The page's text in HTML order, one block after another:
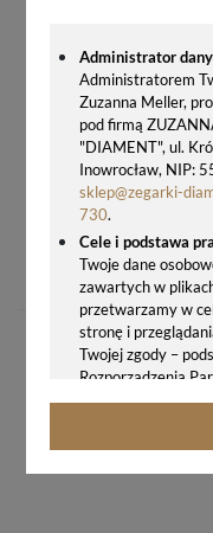
Administrator
Administratorem
Zuzanna Meller,
pod firmą
"DIAMENT", ul.
Inowrocław, NIP:
sklep@zegarki-
730.
Cele i podstawa
Twoje dane
zawartych w
przetwarzamy w
stronę i
Twojej zgody –
Rozporządzenia
2016/679 z
fizycznych w
BUDZIK NA